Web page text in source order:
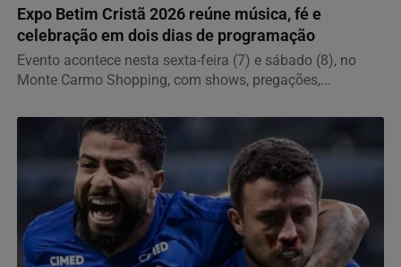
Expo Betim Cristã 2026 reúne música, fé e
celebração em dois dias de programação
Evento acontece nesta sexta-feira (7) e sábado (8), no
Monte Carmo Shopping, com shows, pregações,...